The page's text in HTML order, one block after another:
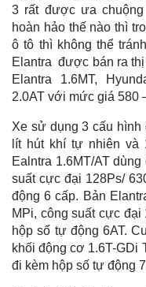
3 rất được ưa
hoàn hảo thế nào thì
ô tô thì không thể
Elantra được bán ra
Elantra 1.6MT,
2.0AT với mức giá 580
Xe sử dụng 3 cấu hình
lít hút khí tự nhiên và
Ealntra 1.6MT/AT
suất cực đại 128Ps/
động 6 cấp. Bản
MPi, công suất cực đại
hộp số tự động 6AT.
khối động cơ 1.6T-GDi
đi kèm hộp số tự động